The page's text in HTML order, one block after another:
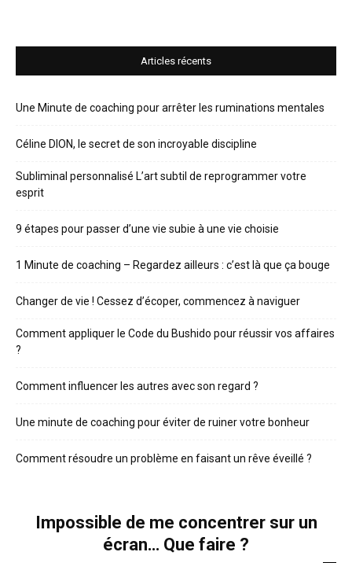
Articles récents
Une Minute de coaching pour arrêter les ruminations mentales
Céline DION, le secret de son incroyable discipline
Subliminal personnalisé L’art subtil de reprogrammer votre
esprit
9 étapes pour passer d’une vie subie à une vie choisie
1 Minute de coaching – Regardez ailleurs : c’est là que ça bouge
Changer de vie ! Cessez d’écoper, commencez à naviguer
Comment appliquer le Code du Bushido pour réussir vos affaires
?
Comment influencer les autres avec son regard ?
Une minute de coaching pour éviter de ruiner votre bonheur
Comment résoudre un problème en faisant un rêve éveillé ?
Impossible de me concentrer sur un
écran… Que faire ?